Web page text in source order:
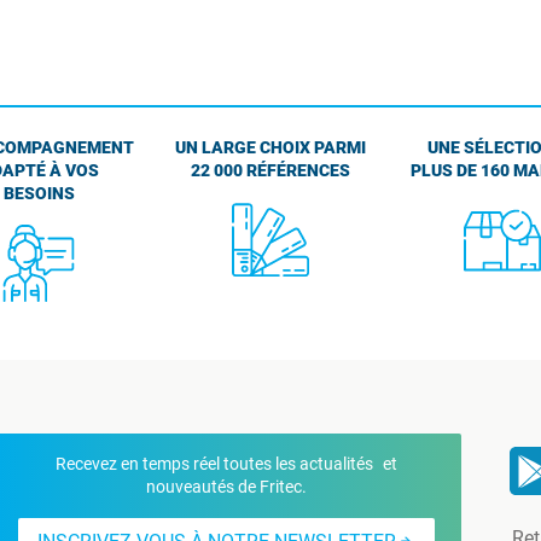
À VOS
BESOINS
UN LARGE CHOIX PARMI
22 000 RÉFÉRENCES
UNE
PLUS DE 160
Recevez en temps réel toutes les actualités et
nouveautés de Fritec.